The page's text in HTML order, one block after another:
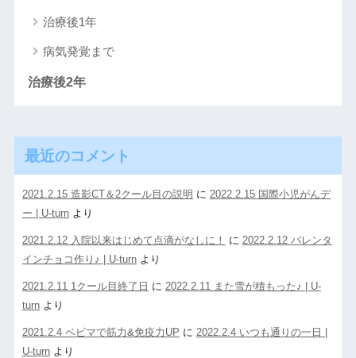
治療後1年
病気発覚まで
治療後2年
最近のコメント
2021.2.15 造影CT＆2クール目の説明 に 2022.2.15 国際小児がんデ
ー | U-turnより
2021.2.12 入院以来はじめて点滴がなしに！ に 2022.2.12 バレンタ
インチョコ作り♪ | U-turnより
2021.2.11 1クール目終了日 に 2022.2.11 また雪が積もった♪ | U-
turnより
2021.2.4 ベビマで筋力&免疫力UP に 2022.2.4 いつも通りの一日 |
U-turnより